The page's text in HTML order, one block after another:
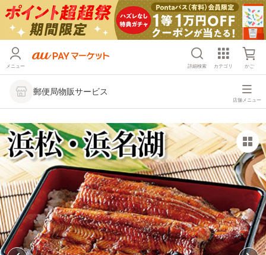
メニュー 詳細検索 カテゴリ かご
郵便局物販サービス
店舗メニュー